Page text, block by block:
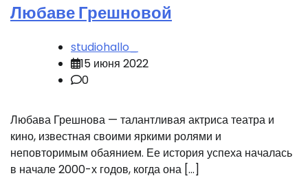
Любаве Грешновой
studiohallo_
15 июня 2022
0
Любава Грешнова — талантливая актриса театра и
кино, известная своими яркими ролями и
неповторимым обаянием. Ее история успеха началась
в начале 2000-х годов, когда она […]